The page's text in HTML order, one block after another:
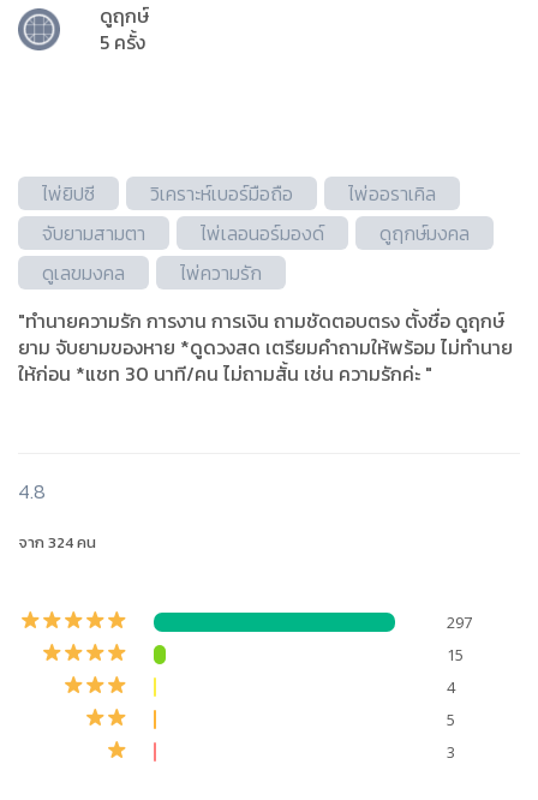
ดูฤกษ์
5 ครั้ง
ไพ่ยิปซี วิเคราะห์เบอร์มือถือ
ไพ่ออราเคิล
จับยามสามตา
ไพ่เลอนอร์มองด์
ดูฤกษ์มงคล
ดูเลขมงคล
ไพ่ความรัก
"ทำนายความรัก การงาน การเงิน ถามชัดตอบตรง ตั้งชื่อ ดูฤกษ์
ยาม จับยามของหาย *ดูดวงสด เตรียมคำถามให้พร้อม ไม่ทำนาย
ให้ก่อน *แชท 30 นาที/คน ไม่ถามสั้น เช่น ความรักค่ะ "
4.8
จาก 324 คน
297
15
4
5
3